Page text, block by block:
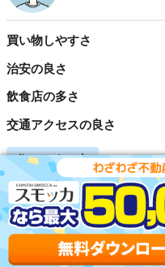
買い物しやすさ
治安の良さ
飲食店の多さ
交通アクセスの良さ
住みやすい点
東京や埼玉と隣接する松戸
が利用できる交通アクセス
玉などへの通勤や通学に便
銀行、郵便局などがあるので
ターなどもあるので、子育て